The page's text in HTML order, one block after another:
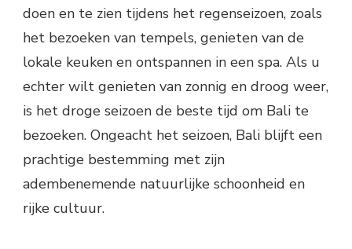
doen en te zien tijdens het regenseizoen, zoals
het bezoeken van tempels, genieten van de
lokale keuken en ontspannen in een spa. Als u
echter wilt genieten van zonnig en droog weer,
is het droge seizoen de beste tijd om Bali te
bezoeken. Ongeacht het seizoen, Bali blijft een
prachtige bestemming met zijn
adembenemende natuurlijke schoonheid en
rijke cultuur.